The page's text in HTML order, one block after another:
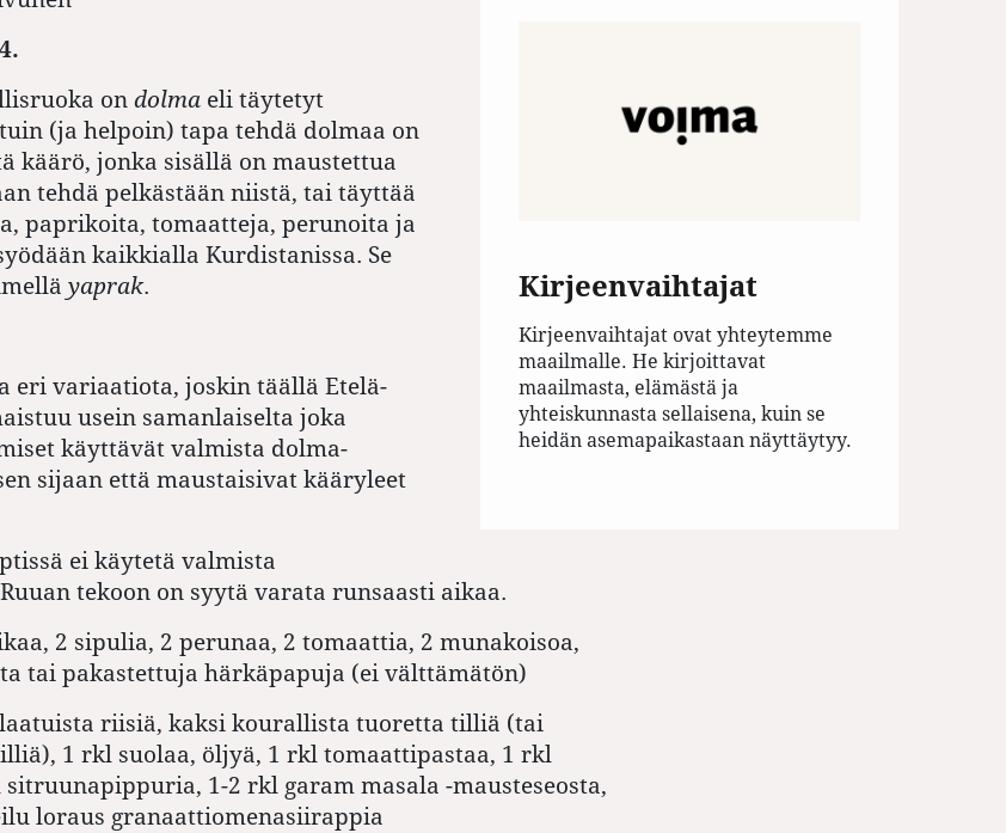
Kirjeenvaihtajat
Kirjeenvaihtajat ovat yhteytemme
maailmalle. He kirjoittavat
maailmasta, elämästä ja
yhteiskunnasta sellaisena, kuin se
heidän asemapaikastaan näyttäytyy.
on dolma eli täytetyt
(ja helpoin) tapa tehdä dolmaa on
käärö, jonka sisällä on maustettua
tehdä pelkästään niistä, tai täyttää
paprikoita, tomaatteja, perunoita ja
kaikkialla Kurdistanissa. Se
yaprak.
eri variaatiota, joskin täällä Etelä-
usein samanlaiselta joka
käyttävät valmista dolma-
sijaan että maustaisivat kääryleet
ei käytetä valmista
tekoon on syytä varata runsaasti aikaa.
2 sipulia, 2 perunaa, 2 tomaattia, 2 munakoisoa,
tai pakastettuja härkäpapuja (ei välttämätön)
riisiä, kaksi kourallista tuoretta tilliä (tai
1 rkl suolaa, öljyä, 1 rkl tomaattipastaa, 1 rkl
1-2 rkl garam masala -mausteseosta,
loraus granaattiomenasiirappia